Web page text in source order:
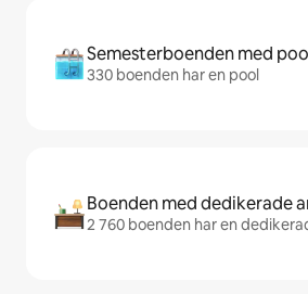
Semesterboenden med
330 boenden har en pool
Boenden med dedikerade
2 760 boenden har en